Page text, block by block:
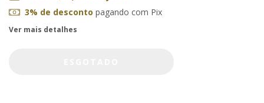
3% de desconto pagando com Pix
Ver mais detalhes